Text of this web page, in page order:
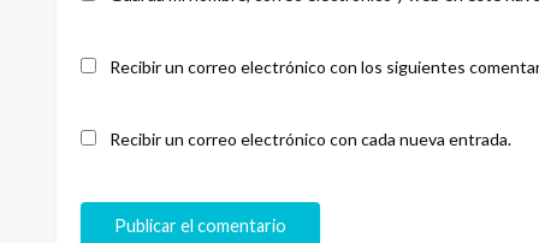
Recibir un correo electrónico con los siguientes
Recibir un correo electrónico con cada nueva entrada.